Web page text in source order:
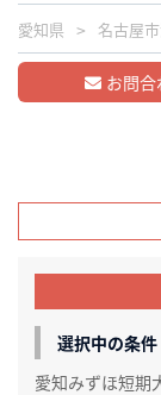
愛知県 名古屋
お問合
選択中の条件
愛知みずほ短期